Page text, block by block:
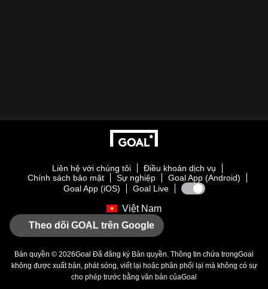
Liên hệ với chúng tôi
Điều khoản dịch vụ
Chính sách bảo mật
Sự nghiệp
Goal App (Android)
Goal App (iOS)
Goal Live
Việt Nam
Theo dõi GOAL trên Google
Bản quyền © 2026Goal Đã đăng ký Bản quyền. Thông tin chứa trongGoal
không được xuất bản, phát sóng, viết lại hoặc phân phối lại mà không có sự
cho phép trước bằng văn bản củaGoal